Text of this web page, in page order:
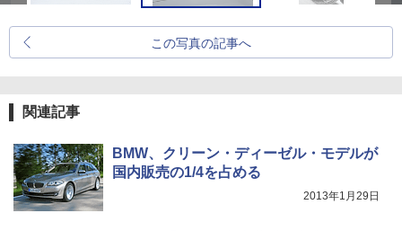
この写真の記事へ
関連記事
BMW、クリーン・ディーゼル・モデルが
国内販売の1/4を占める
2013年1月29日